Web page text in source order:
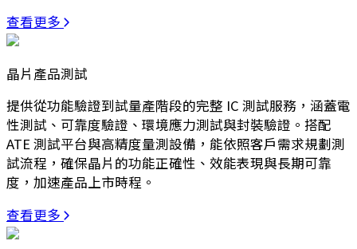
查看更多
晶片產品測試
提供從功能驗證到試量產階段的完整 IC 測試服務，涵蓋電
性測試、可靠度驗證、環境應力測試與封裝驗證。搭配
ATE 測試平台與高精度量測設備，能依照客戶需求規劃測
試流程，確保晶片的功能正確性、效能表現與長期可靠
度，加速產品上市時程。
查看更多